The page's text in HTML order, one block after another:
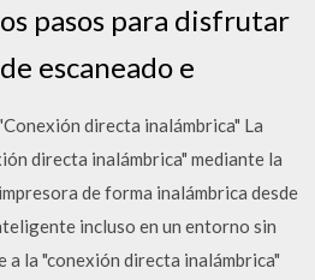
pasos para disfrutar
escaneado e
directa inalámbrica" La
directa inalámbrica" mediante la
de forma inalámbrica desde
incluso en un entorno sin
a la "conexión directa inalámbrica"